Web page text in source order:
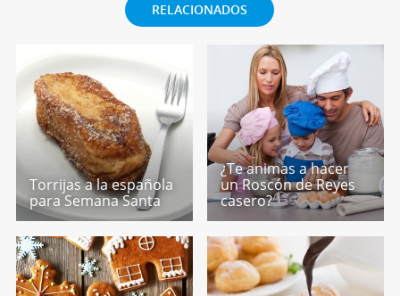
RELACIONADOS
Torrijas a la española
para Semana Santa
¿Te animas a hacer
un Roscón de Reyes
casero?